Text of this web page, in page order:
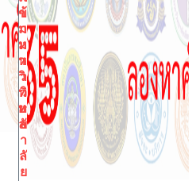
า
ม
ห
า
วิ
ท
ยา
ลัย
ข้
า
ม
ห
า
วิ
ท
ย
า
ลั
ย